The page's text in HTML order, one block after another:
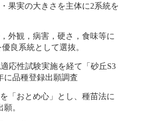
果実の大きさを主体に2系統を
外観，病害，硬さ，食味等に
良系統として選抜。
性試験実施を経て「砂丘S3
に品種登録出願調査
「おとめ心」とし、種苗法に
。